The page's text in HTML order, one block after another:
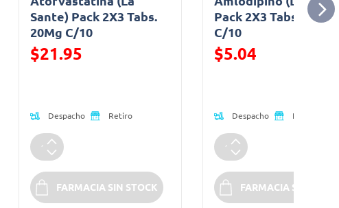
Sante) Pack 2X3 Tabs.
20Mg C/10
$21.95
Despacho Retiro
FARMACIA SIN STOCK
Pack 2X3 Tabs. 10 Mg
C/10
$5.04
Despacho Retiro
FARMACIA SIN